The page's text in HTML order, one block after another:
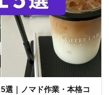
選｜ノマド作業・本格コ